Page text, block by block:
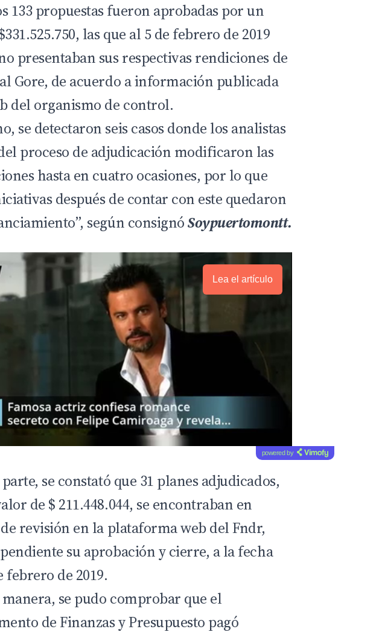
133 propuestas fueron aprobadas por un
las que al 5 de febrero de 2019
presentaban sus respectivas rendiciones de
Gore, de acuerdo a información publicada
del organismo de control.
se detectaron seis casos donde los analistas
proceso de adjudicación modificaron las
hasta en cuatro ocasiones, por lo que
después de contar con este quedaron
según consignóSoypuertomontt.
Lea el artículo
powered by
se constató que 31 planes adjudicados,
de $ 211.448.044, se encontraban en
revisión en la plataforma web del Fndr,
su aprobación y cierre, a la fecha
febrero de 2019.
se pudo comprobar que el
de Finanzas y Presupuesto pagó